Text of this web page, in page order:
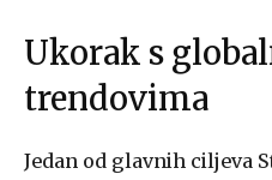
Ukorak s
trendovima
Jedan od glavnih ciljeva